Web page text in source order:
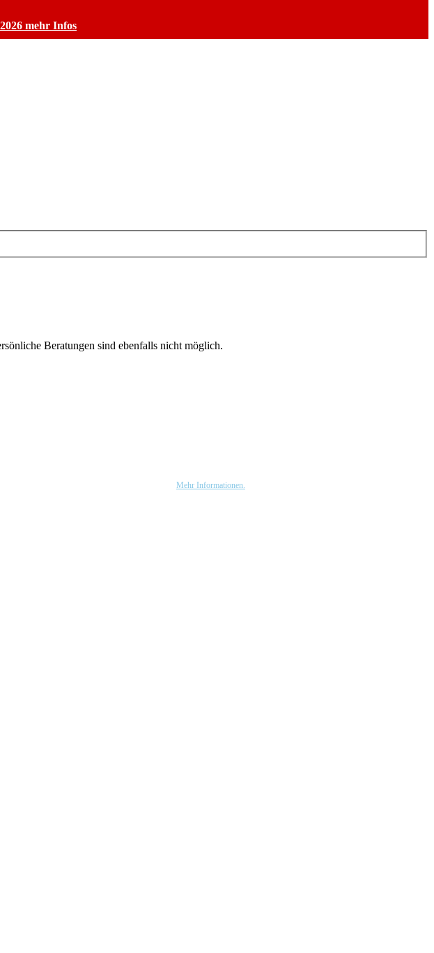
mehr Infos
Beratungen sind ebenfalls nicht möglich.
Mehr Informationen.